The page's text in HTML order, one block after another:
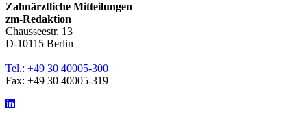
Zahnärztliche Mitteilungen
zm-Redaktion
Chausseestr. 13
D-10115 Berlin
Tel.: +49 30 40005-300
Fax: +49 30 40005-319